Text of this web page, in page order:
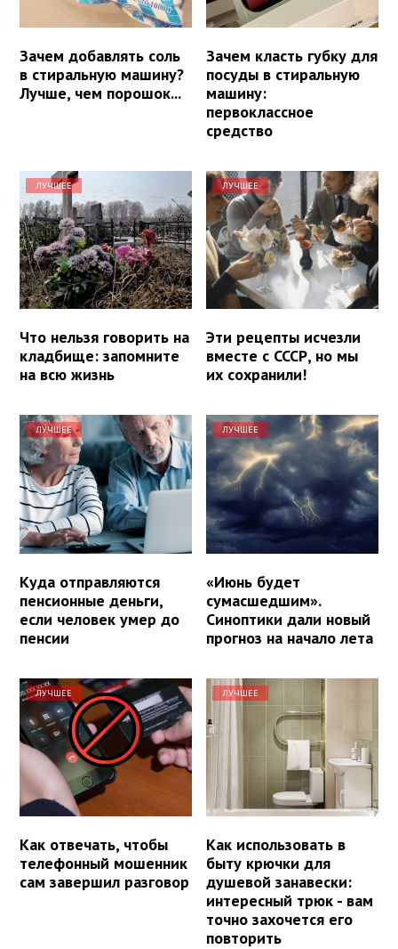
Зачем добавлять соль
в стиральную машину?
Лучше, чем порошок...
Зачем класть губку для
посуды в стиральную
машину:
первоклассное
средство
ЛУЧШЕЕ
Что нельзя говорить на
кладбище: запомните
на всю жизнь
ЛУЧШЕЕ
Эти рецепты исчезли
вместе с СССР, но мы
их сохранили!
ЛУЧШЕЕ
Куда отправляются
пенсионные деньги,
если человек умер до
пенсии
ЛУЧШЕЕ
«Июнь будет
сумасшедшим».
Синоптики дали новый
прогноз на начало лета
ЛУЧШЕЕ
Как отвечать, чтобы
телефонный мошенник
сам завершил разговор
ЛУЧШЕЕ
Как использовать в
быту крючки для
душевой занавески:
интересный трюк - вам
точно захочется его
повторить